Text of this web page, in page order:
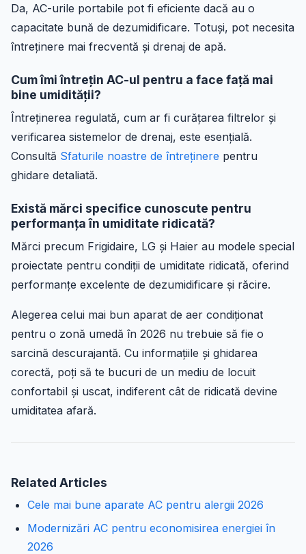
Da, AC-urile portabile pot fi eficiente dacă au o
capacitate bună de dezumidificare. Totuși, pot necesita
întreținere mai frecventă și drenaj de apă.
Cum îmi întrețin AC-ul pentru a face față mai
bine umidității?
Întreținerea regulată, cum ar fi curățarea filtrelor și
verificarea sistemelor de drenaj, este esențială.
Consultă Sfaturile noastre de întreținere pentru
ghidare detaliată.
Există mărci specifice cunoscute pentru
performanța în umiditate ridicată?
Mărci precum Frigidaire, LG și Haier au modele special
proiectate pentru condiții de umiditate ridicată, oferind
performanțe excelente de dezumidificare și răcire.
Alegerea celui mai bun aparat de aer condiționat
pentru o zonă umedă în 2026 nu trebuie să fie o
sarcină descurajantă. Cu informațiile și ghidarea
corectă, poți să te bucuri de un mediu de locuit
confortabil și uscat, indiferent cât de ridicată devine
umiditatea afară.
Related Articles
Cele mai bune aparate AC pentru alergii 2026
Modernizări AC pentru economisirea energiei în
2026